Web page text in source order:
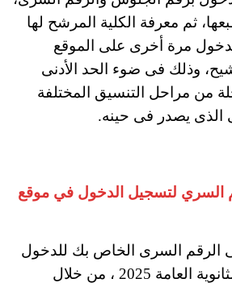
ثم معرفة الكلية المرشح لها
مرة أخرى على الموقع
وذلك فى ضوء الحد الأدنى
من مراحل التنسيق المختلفة
الذى يصدر فى حينه.
السري لتسجيل الدخول في موقع
الرقم السرى الخاص بك للدخول
علي موقع تنسيق الثانوية العامة 2025 ، من خلال